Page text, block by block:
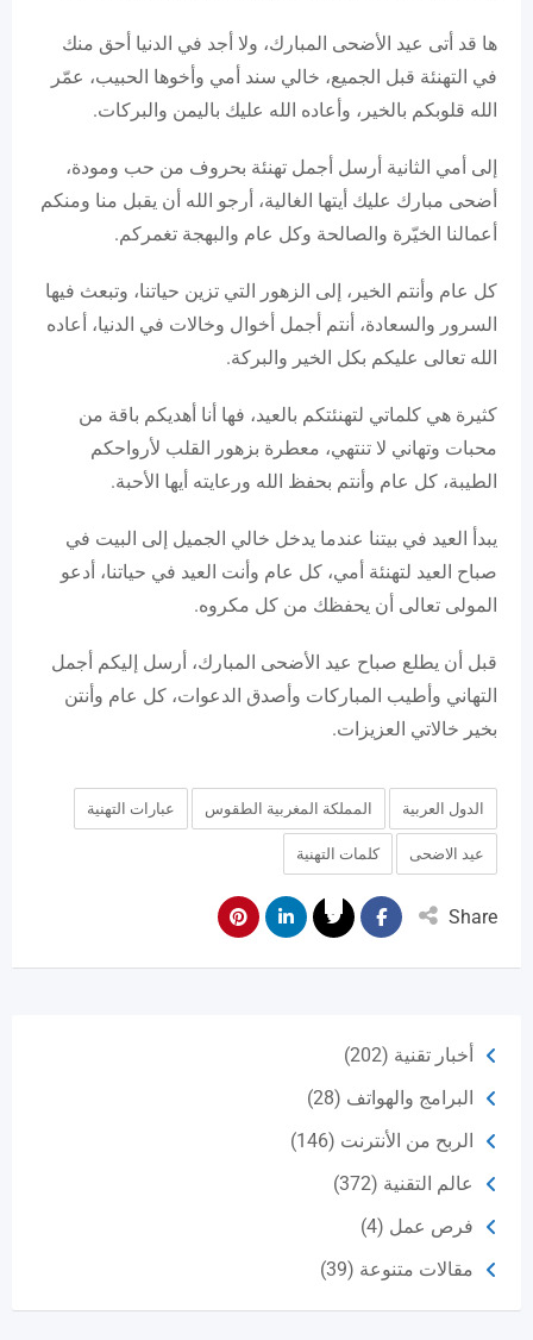
ها قد أتى عيد الأضحى المبارك، ولا أجد في الدنيا أحق منك
في التهنئة قبل الجميع، خالي سند أمي وأخوها الحبيب، عمّر
الله قلوبكم بالخير، وأعاده الله عليك باليمن والبركات.
إلى أمي الثانية أرسل أجمل تهنئة بحروف من حب ومودة،
أضحى مبارك عليك أيتها الغالية، أرجو الله أن يقبل منا ومنكم
أعمالنا الخيّرة والصالحة وكل عام والبهجة تغمركم.
كل عام وأنتم الخير، إلى الزهور التي تزين حياتنا، وتبعث فيها
السرور والسعادة، أنتم أجمل أخوال وخالات في الدنيا، أعاده
الله تعالى عليكم بكل الخير والبركة.
كثيرة هي كلماتي لتهنئتكم بالعيد، فها أنا أهديكم باقة من
محبات وتهاني لا تنتهي، معطرة بزهور القلب لأرواحكم
الطيبة، كل عام وأنتم بحفظ الله ورعايته أيها الأحبة.
يبدأ العيد في بيتنا عندما يدخل خالي الجميل إلى البيت في
صباح العيد لتهنئة أمي، كل عام وأنت العيد في حياتنا، أدعو
المولى تعالى أن يحفظك من كل مكروه.
قبل أن يطلع صباح عيد الأضحى المبارك، أرسل إليكم أجمل
التهاني وأطيب المباركات وأصدق الدعوات، كل عام وأنتن
بخير خالاتي العزيزات.
الدول العربية المملكة المغربية الطقوس عبارات التهنية
عيد الاضحى كلمات التهنية
Share
أخبار تقنية (202)
البرامج والهواتف (28)
الربح من الأنترنت (146)
عالم التقنية (372)
فرص عمل (4)
مقالات متنوعة (39)